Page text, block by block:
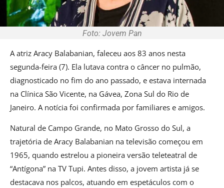
Foto: Jovem Pan
A atriz Aracy Balabanian, faleceu aos 83 anos nesta
segunda-feira (7). Ela lutava contra o câncer no pulmão,
diagnosticado no fim do ano passado, e estava internada
na Clínica São Vicente, na Gávea, Zona Sul do Rio de
Janeiro. A notícia foi confirmada por familiares e amigos.
Natural de Campo Grande, no Mato Grosso do Sul, a
trajetória de Aracy Balabanian na televisão começou em
1965, quando estrelou a pioneira versão teleteatral de
“Antígona” na TV Tupi. Antes disso, a jovem artista já se
destacava nos palcos, atuando em espetáculos com o